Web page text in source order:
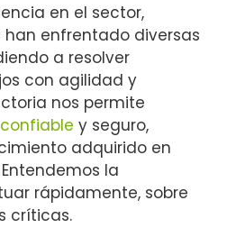
en el sector,
han enfrentado diversas
a resolver
con agilidad y
nos permite
y seguro,
adquirido en
la
rápidamente, sobre
críticas.